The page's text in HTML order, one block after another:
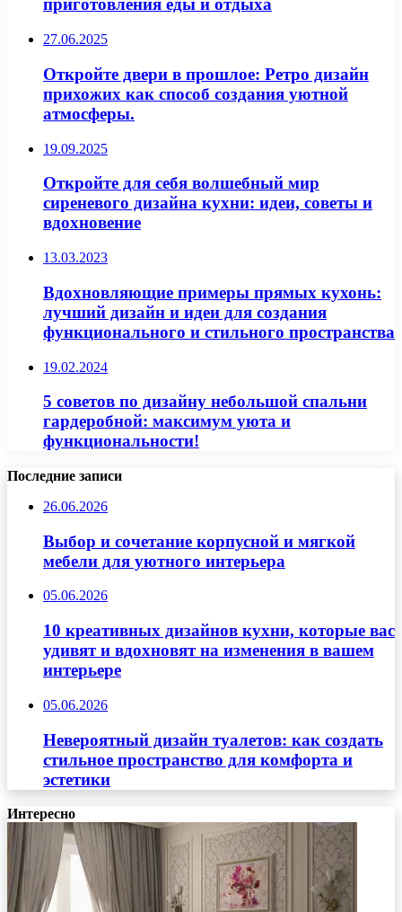
приготовления еды и отдыха
27.06.2025
Откройте двери в прошлое: Ретро дизайн
прихожих как способ создания уютной
атмосферы.
19.09.2025
Откройте для себя волшебный мир
сиреневого дизайна кухни: идеи, советы и
вдохновение
13.03.2023
Вдохновляющие примеры прямых кухонь:
лучший дизайн и идеи для создания
функционального и стильного пространства
19.02.2024
5 советов по дизайну небольшой спальни
гардеробной: максимум уюта и
функциональности!
Последние записи
26.06.2026
Выбор и сочетание корпусной и мягкой
мебели для уютного интерьера
05.06.2026
10 креативных дизайнов кухни, которые вас
удивят и вдохновят на изменения в вашем
интерьере
05.06.2026
Невероятный дизайн туалетов: как создать
стильное пространство для комфорта и
эстетики
Интересно